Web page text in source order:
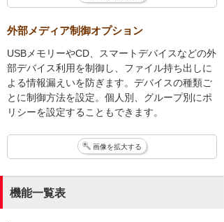
外部メディア制御オプション
USBメモリーやCD、スマートデバイスなどの外
部デバイス利用を制御し、ファイル持ち出しに
よる情報漏えいを防ぎます。デバイスの種類ご
とに制御方法を設定。個人別、グループ別にポ
リシーを設定することもできます。
画像を拡大する
機能一覧表